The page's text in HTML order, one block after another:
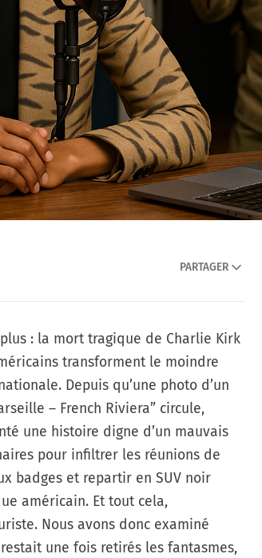
PARTAGER
: la mort tragique de Charlie Kirk
transforment le moindre
Depuis qu’une photo d’un
– French Riviera” circule,
une histoire digne d’un mauvais
pour infiltrer les réunions de
badges et repartir en SUV noir
américain. Et tout cela,
Nous avons donc examiné
une fois retirés les fantasmes,